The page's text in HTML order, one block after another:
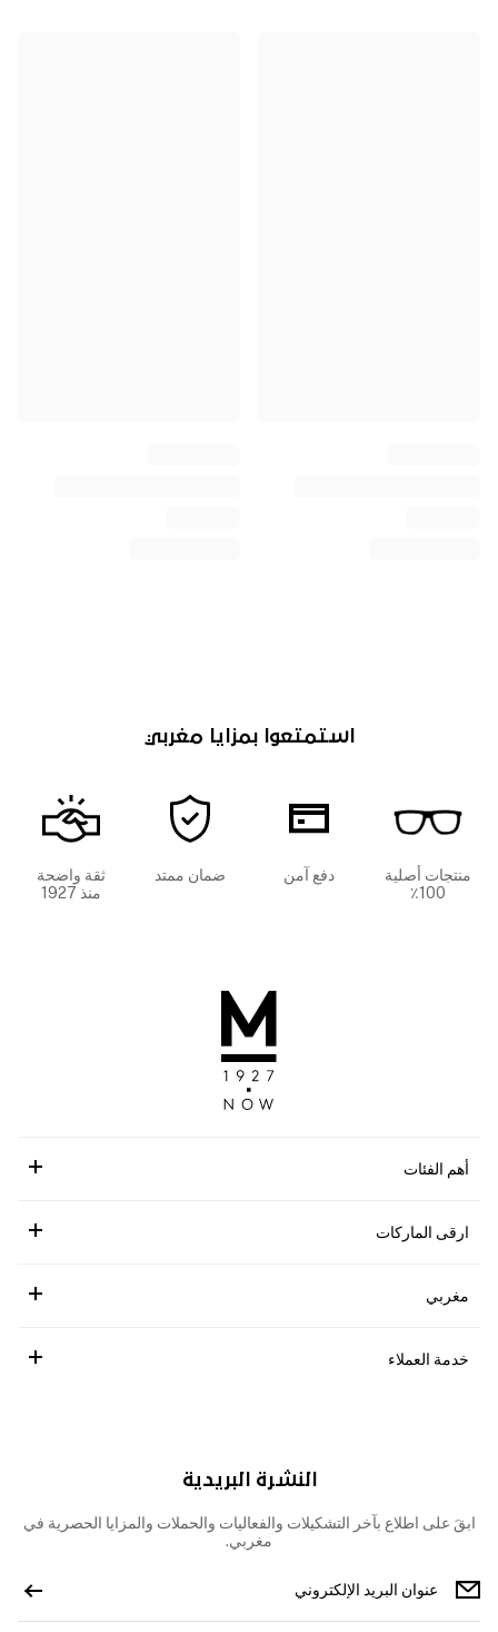
استمتعوا بمزايا مغربي
منتجات أصلية
100٪
دفع آمن ضمان ممتد
ثقة واضحة
منذ 1927
أهم الفئات
ارقى الماركات
مغربي
خدمة العملاء
النشرة البريدية
ابقَ على اطلاع بآخر التشكيلات والفعاليات والحملات والمزايا الحصرية في
مغربي.